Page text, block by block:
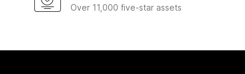
Over 11,000 five-star assets